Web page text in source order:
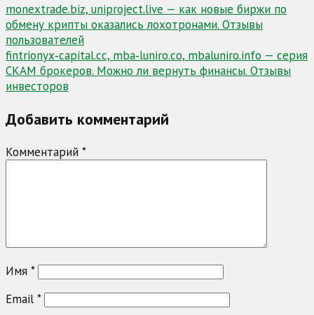
Навигация
по
записям
monextrade.biz, uniproject.live — как новые биржи по
обмену крипты оказались лохотронами. Отзывы
пользователей
fintrionyx‑capital.cc, mba‑luniro.co, mbaluniro.info — серия
СКАМ брокеров. Можно ли вернуть финансы. Отзывы
инвесторов
Добавить комментарий
Комментарий *
Имя *
Email *